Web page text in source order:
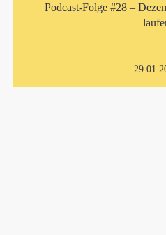
Podcast-Folge #28 –